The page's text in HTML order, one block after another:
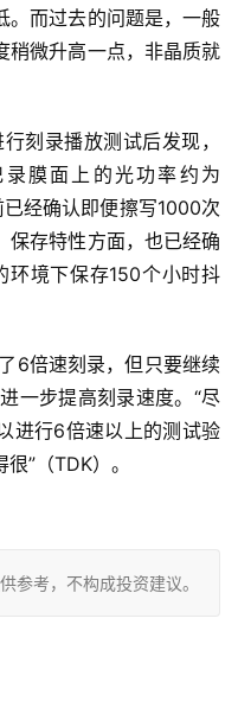
。而过去的问题是，一般
稍微升高一点，非晶质就
录播放测试后发现，
膜面上的光功率约为
经确认即便擦写1000次
保存特性方面，也已经确
境下保存150个小时抖
速刻录，但只要继续
一步提高刻录速度。“尽
进行6倍速以上的测试验
”（TDK）。
参考，不构成投资建议。